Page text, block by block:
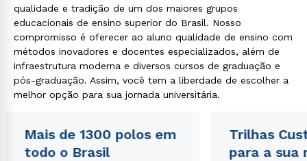
qualidade e tradição de um dos maiores grupos
educacionais de ensino superior do Brasil. Nosso
compromisso é oferecer ao aluno qualidade de ensino com
métodos inovadores e docentes especializados, além de
infraestrutura moderna e diversos cursos de graduação e
pós-graduação. Assim, você tem a liberdade de escolher a
melhor opção para sua jornada universitária.
Mais de 1300 polos em
todo o Brasil
Trilhas
para a sua